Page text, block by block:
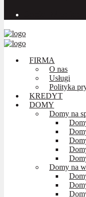
FIRMA
O nas
Usługi
Polityka
KREDYT
DOMY
Domy na
Domy na